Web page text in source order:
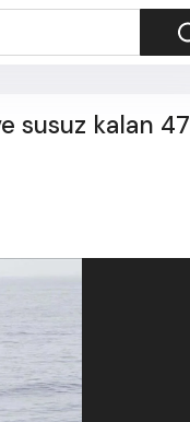
susuz kalan 47